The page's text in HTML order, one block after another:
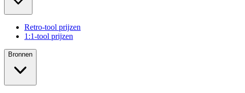
Retro-tool prijzen
1:1-tool prijzen
Bronnen